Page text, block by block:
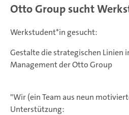
Otto Group sucht
Werkstudent*in gesucht:
Gestalte die strategischen Linien
Management der Otto Group
"Wir (ein Team aus neun
Unterstützung: